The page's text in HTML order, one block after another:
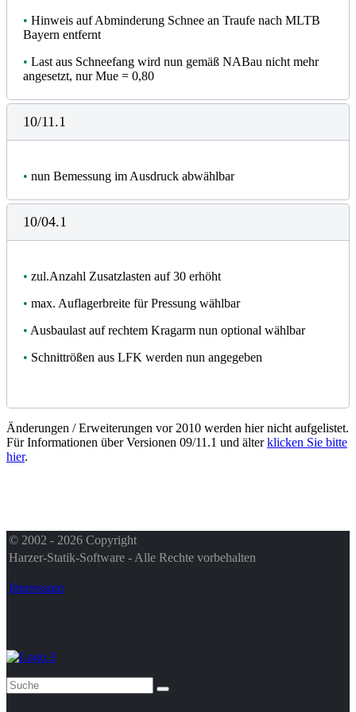
• Hinweis auf Abminderung Schnee an Traufe nach MLTB
Bayern entfernt
• Last aus Schneefang wird nun gemäß NABau nicht mehr
angesetzt, nur Mue = 0,80
10/11.1
• nun Bemessung im Ausdruck abwählbar
10/04.1
• zul.Anzahl Zusatzlasten auf 30 erhöht
• max. Auflagerbreite für Pressung wählbar
• Ausbaulast auf rechtem Kragarm nun optional wählbar
• Schnittrößen aus LFK werden nun angegeben
Änderungen / Erweiterungen vor 2010 werden hier nicht aufgelistet.
Für Informationen über Versionen 09/11.1 und älterklicken Sie bitte
hier.
© 2002 - 2026 Copyright
Harzer-Statik-Software - Alle Rechte vorbehalten
Impressum